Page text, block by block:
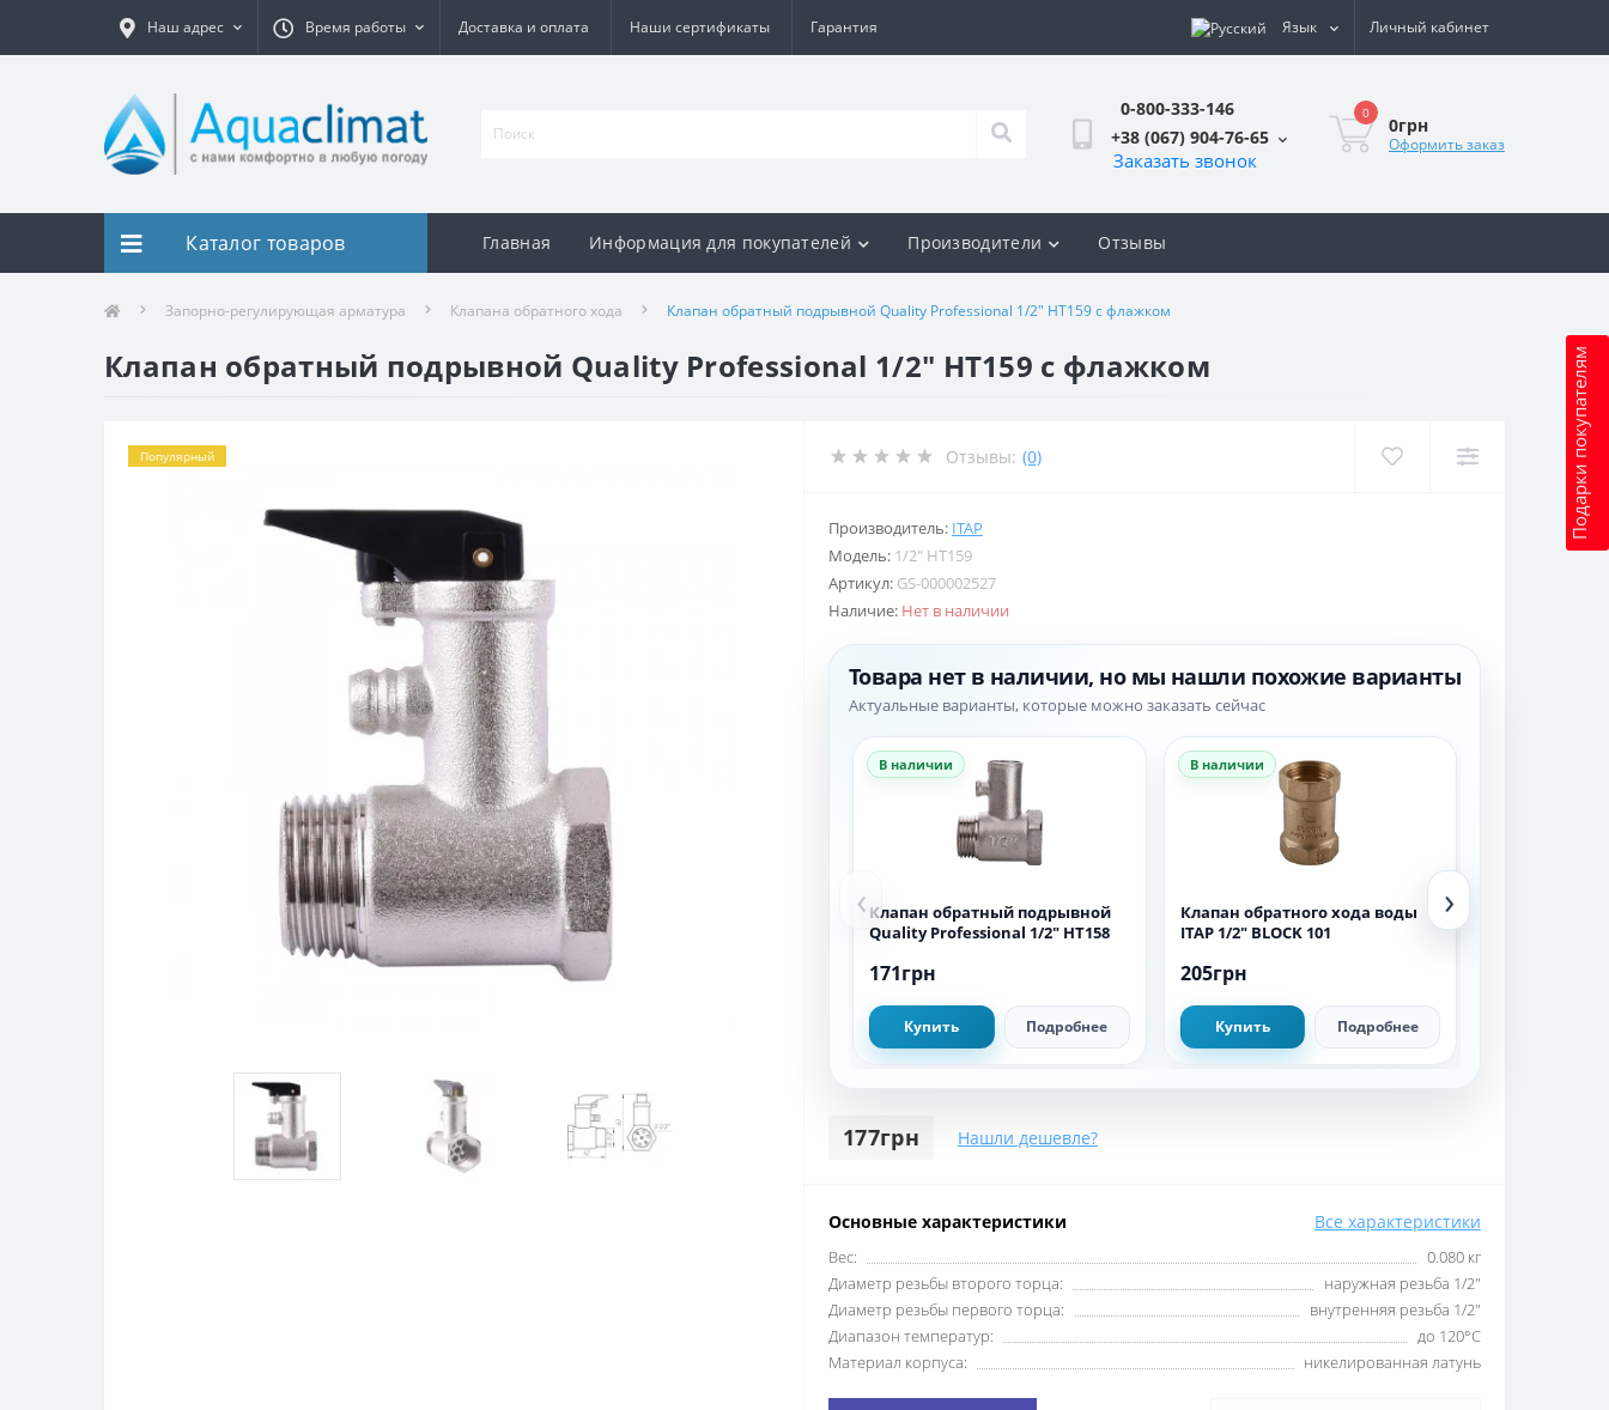
Наш адрес Время работы Доставка и оплата Наши сертификаты Гарантия Язык Личный кабинет
0-800-333-146
+38 (067) 904-76-65
Заказать звонок
0
0грн
Оформить заказ
Подарки покупателям
Каталог товаров Главная Информация для покупателей Производители Отзывы
Запорно-регулирующая арматура Клапана обратного хода Клапан обратный подрывной Quality Professional 1/2″ HT159 с флажком
Клапан обратный подрывной Quality Professional 1/2″ HT159 с флажком
Популярный Отзывы: (0)
Производитель: ITAP
Модель: 1/2″ HT159
Артикул: GS-000002527
Наличие: Нет в наличии
Товара нет в наличии, но мы нашли похожие варианты
Актуальные варианты, которые можно заказать сейчас
‹
В наличии
Клапан обратный подрывной
Quality Professional 1/2″ HT158
171грн
Купить Подробнее
В наличии
Клапан обратного хода воды
ITAP 1/2″ BLOCK 101
205грн
Купить Подробнее
›
177грн Нашли дешевле?
Основные характеристики Все характеристики
Вес:
0.080 кг
Диаметр резьбы второго торца:
наружная резьба 1/2″
Диаметр резьбы первого торца:
внутренняя резьба 1/2″
Диапазон температур:
до 120°С
Материал корпуса:
никелированная латунь